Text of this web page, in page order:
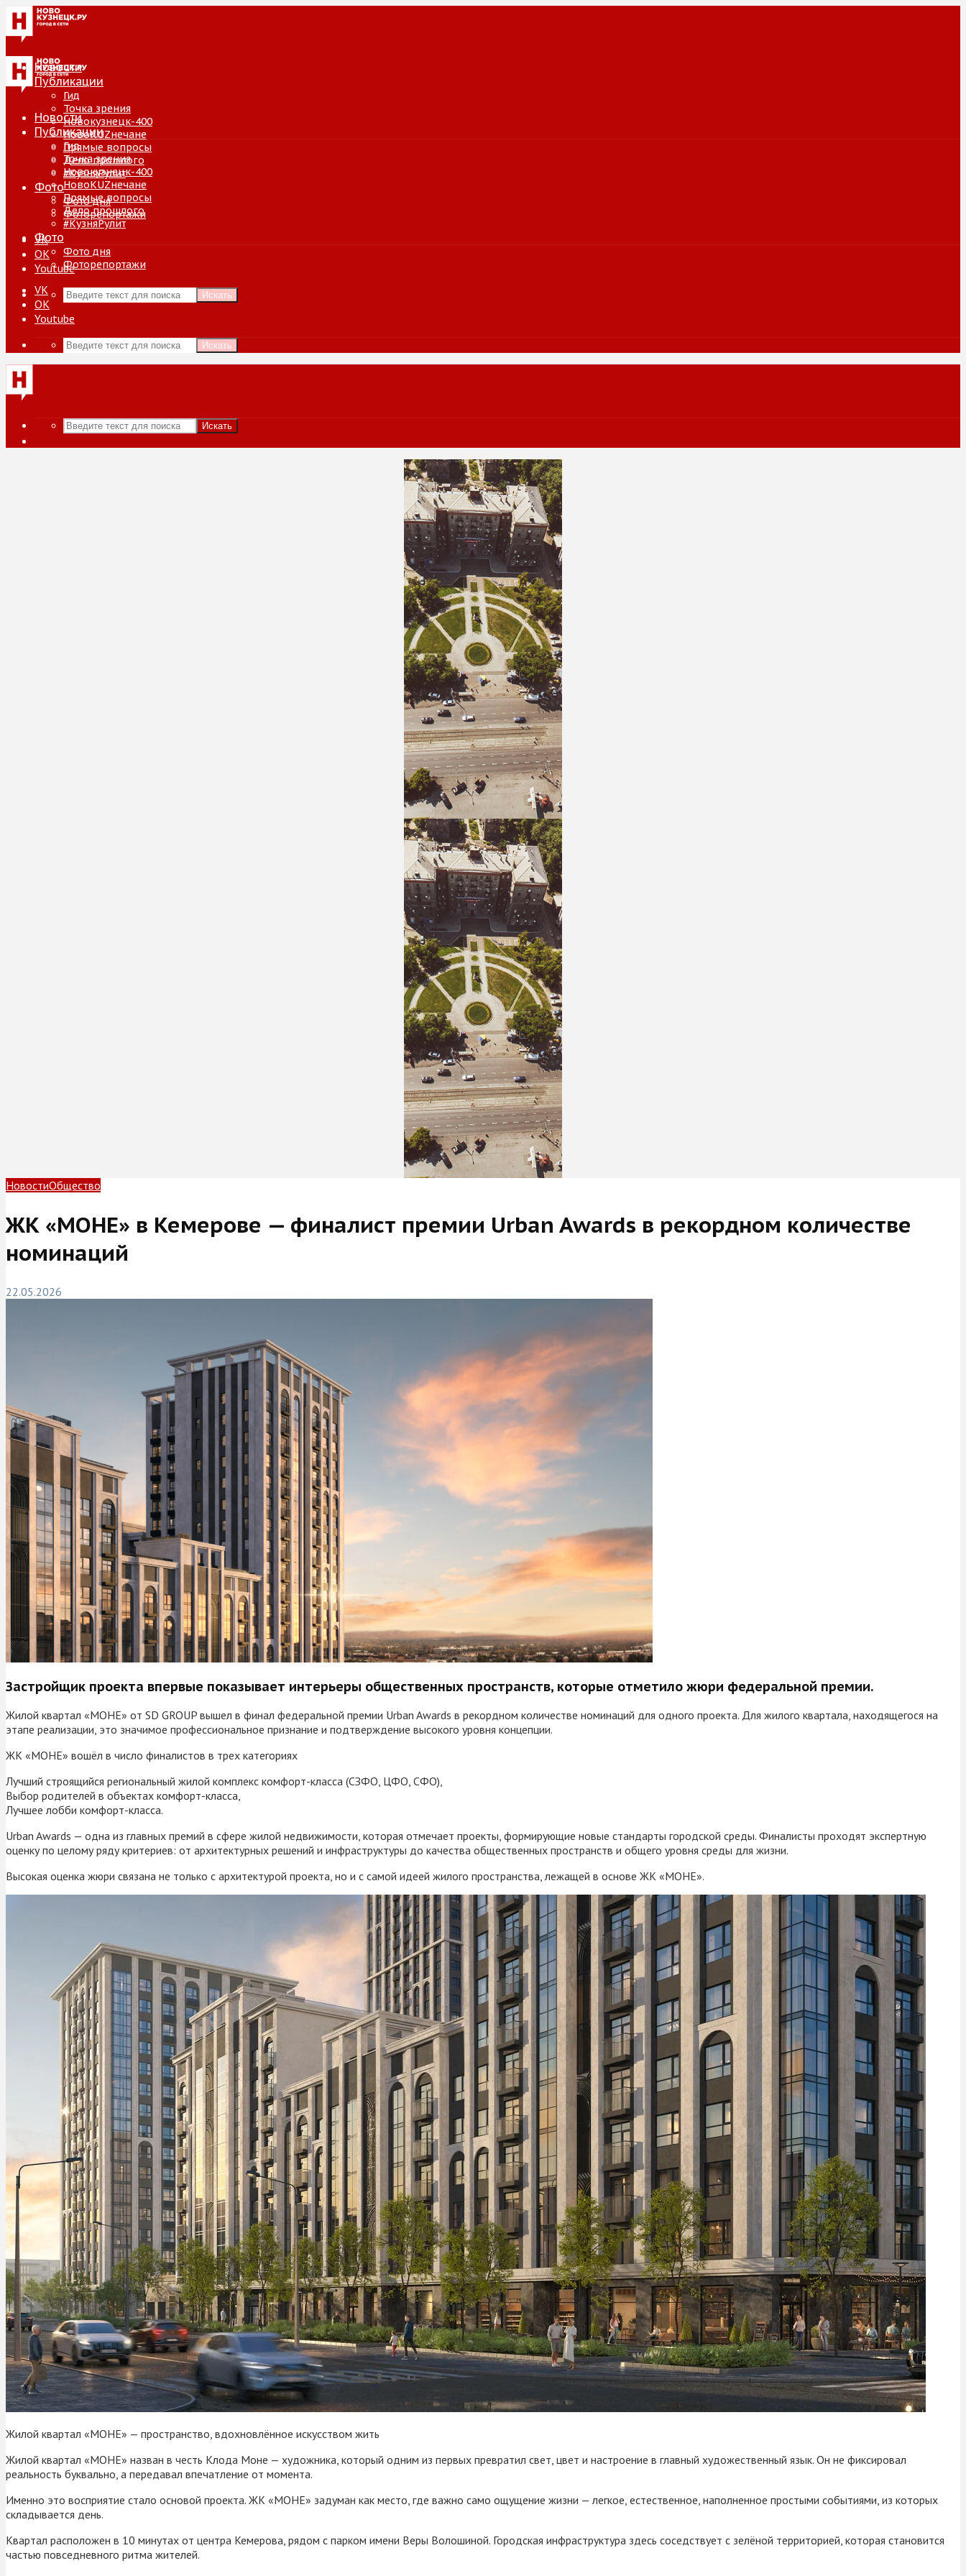
Новости
Публикации
Гид
Точка зрения
Новокузнецк-400
НовоKUZнечане
Прямые вопросы
Дело прошлого
#КузняРулит
Фото
Фото дня
Фоторепортажи
VK
ОК
Youtube
Искать
Новости
Публикации
Гид
Точка зрения
Новокузнецк-400
НовоKUZнечане
Прямые вопросы
Дело прошлого
#КузняРулит
Фото
Фото дня
Фоторепортажи
VK
ОК
Youtube
Искать
Искать
НовостиОбщество
ЖК «МОНЕ» в Кемерове — финалист премии Urban Awards в рекордном количестве
номинаций
22.05.2026
Застройщик проекта впервые показывает интерьеры общественных пространств, которые отметило жюри федеральной премии.
Жилой квартал «МОНЕ» от SD GROUP вышел в финал федеральной премии Urban Awards в рекордном количестве номинаций для одного проекта. Для жилого квартала, находящегося на
этапе реализации, это значимое профессиональное признание и подтверждение высокого уровня концепции.
ЖК «МОНЕ» вошёл в число финалистов в трех категориях
Лучший строящийся региональный жилой комплекс комфорт-класса (СЗФО, ЦФО, СФО),
Выбор родителей в объектах комфорт-класса,
Лучшее лобби комфорт-класса.
Urban Awards — одна из главных премий в сфере жилой недвижимости, которая отмечает проекты, формирующие новые стандарты городской среды. Финалисты проходят экспертную
оценку по целому ряду критериев: от архитектурных решений и инфраструктуры до качества общественных пространств и общего уровня среды для жизни.
Высокая оценка жюри связана не только с архитектурой проекта, но и с самой идеей жилого пространства, лежащей в основе ЖК «МОНЕ».
Жилой квартал «МОНЕ» — пространство, вдохновлённое искусством жить
Жилой квартал «МОНЕ» назван в честь Клода Моне — художника, который одним из первых превратил свет, цвет и настроение в главный художественный язык. Он не фиксировал
реальность буквально, а передавал впечатление от момента.
Именно это восприятие стало основой проекта. ЖК «МОНЕ» задуман как место, где важно само ощущение жизни — легкое, естественное, наполненное простыми событиями, из которых
складывается день.
Квартал расположен в 10 минутах от центра Кемерова, рядом с парком имени Веры Волошиной. Городская инфраструктура здесь соседствует с зелёной территорией, которая становится
частью повседневного ритма жителей.